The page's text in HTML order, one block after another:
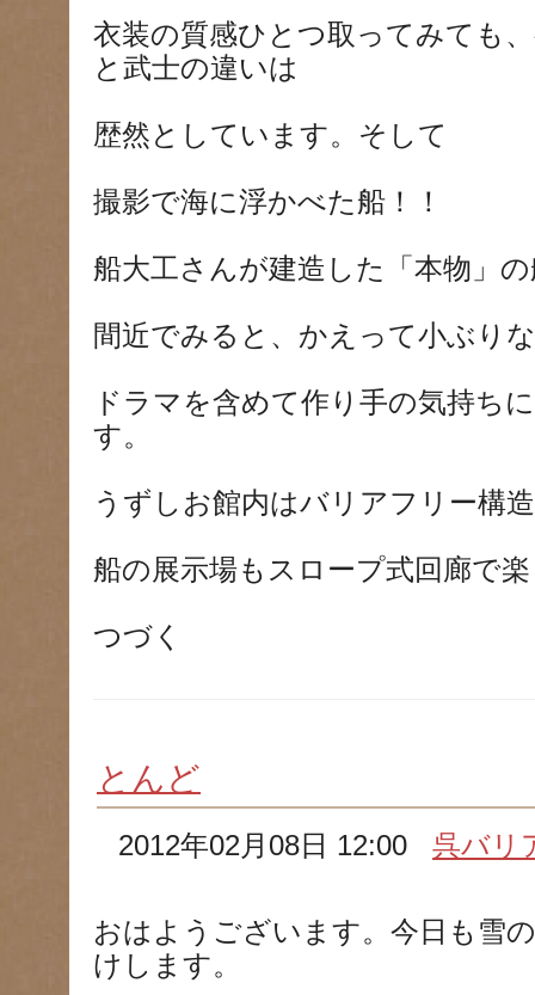
衣装の質感ひとつ取ってみても
と武士の違いは
歴然としています。そして
撮影で海に浮かべた船！！
船大工さんが建造した「本物」
間近でみると、かえって小ぶり
ドラマを含めて作り手の気持ち
す。
うずしお館内はバリアフリー構
船の展示場もスロープ式回廊で
つづく
とんど
2012年02月08日 12:00呉バリ
おはようございます。今日も雪
けします。